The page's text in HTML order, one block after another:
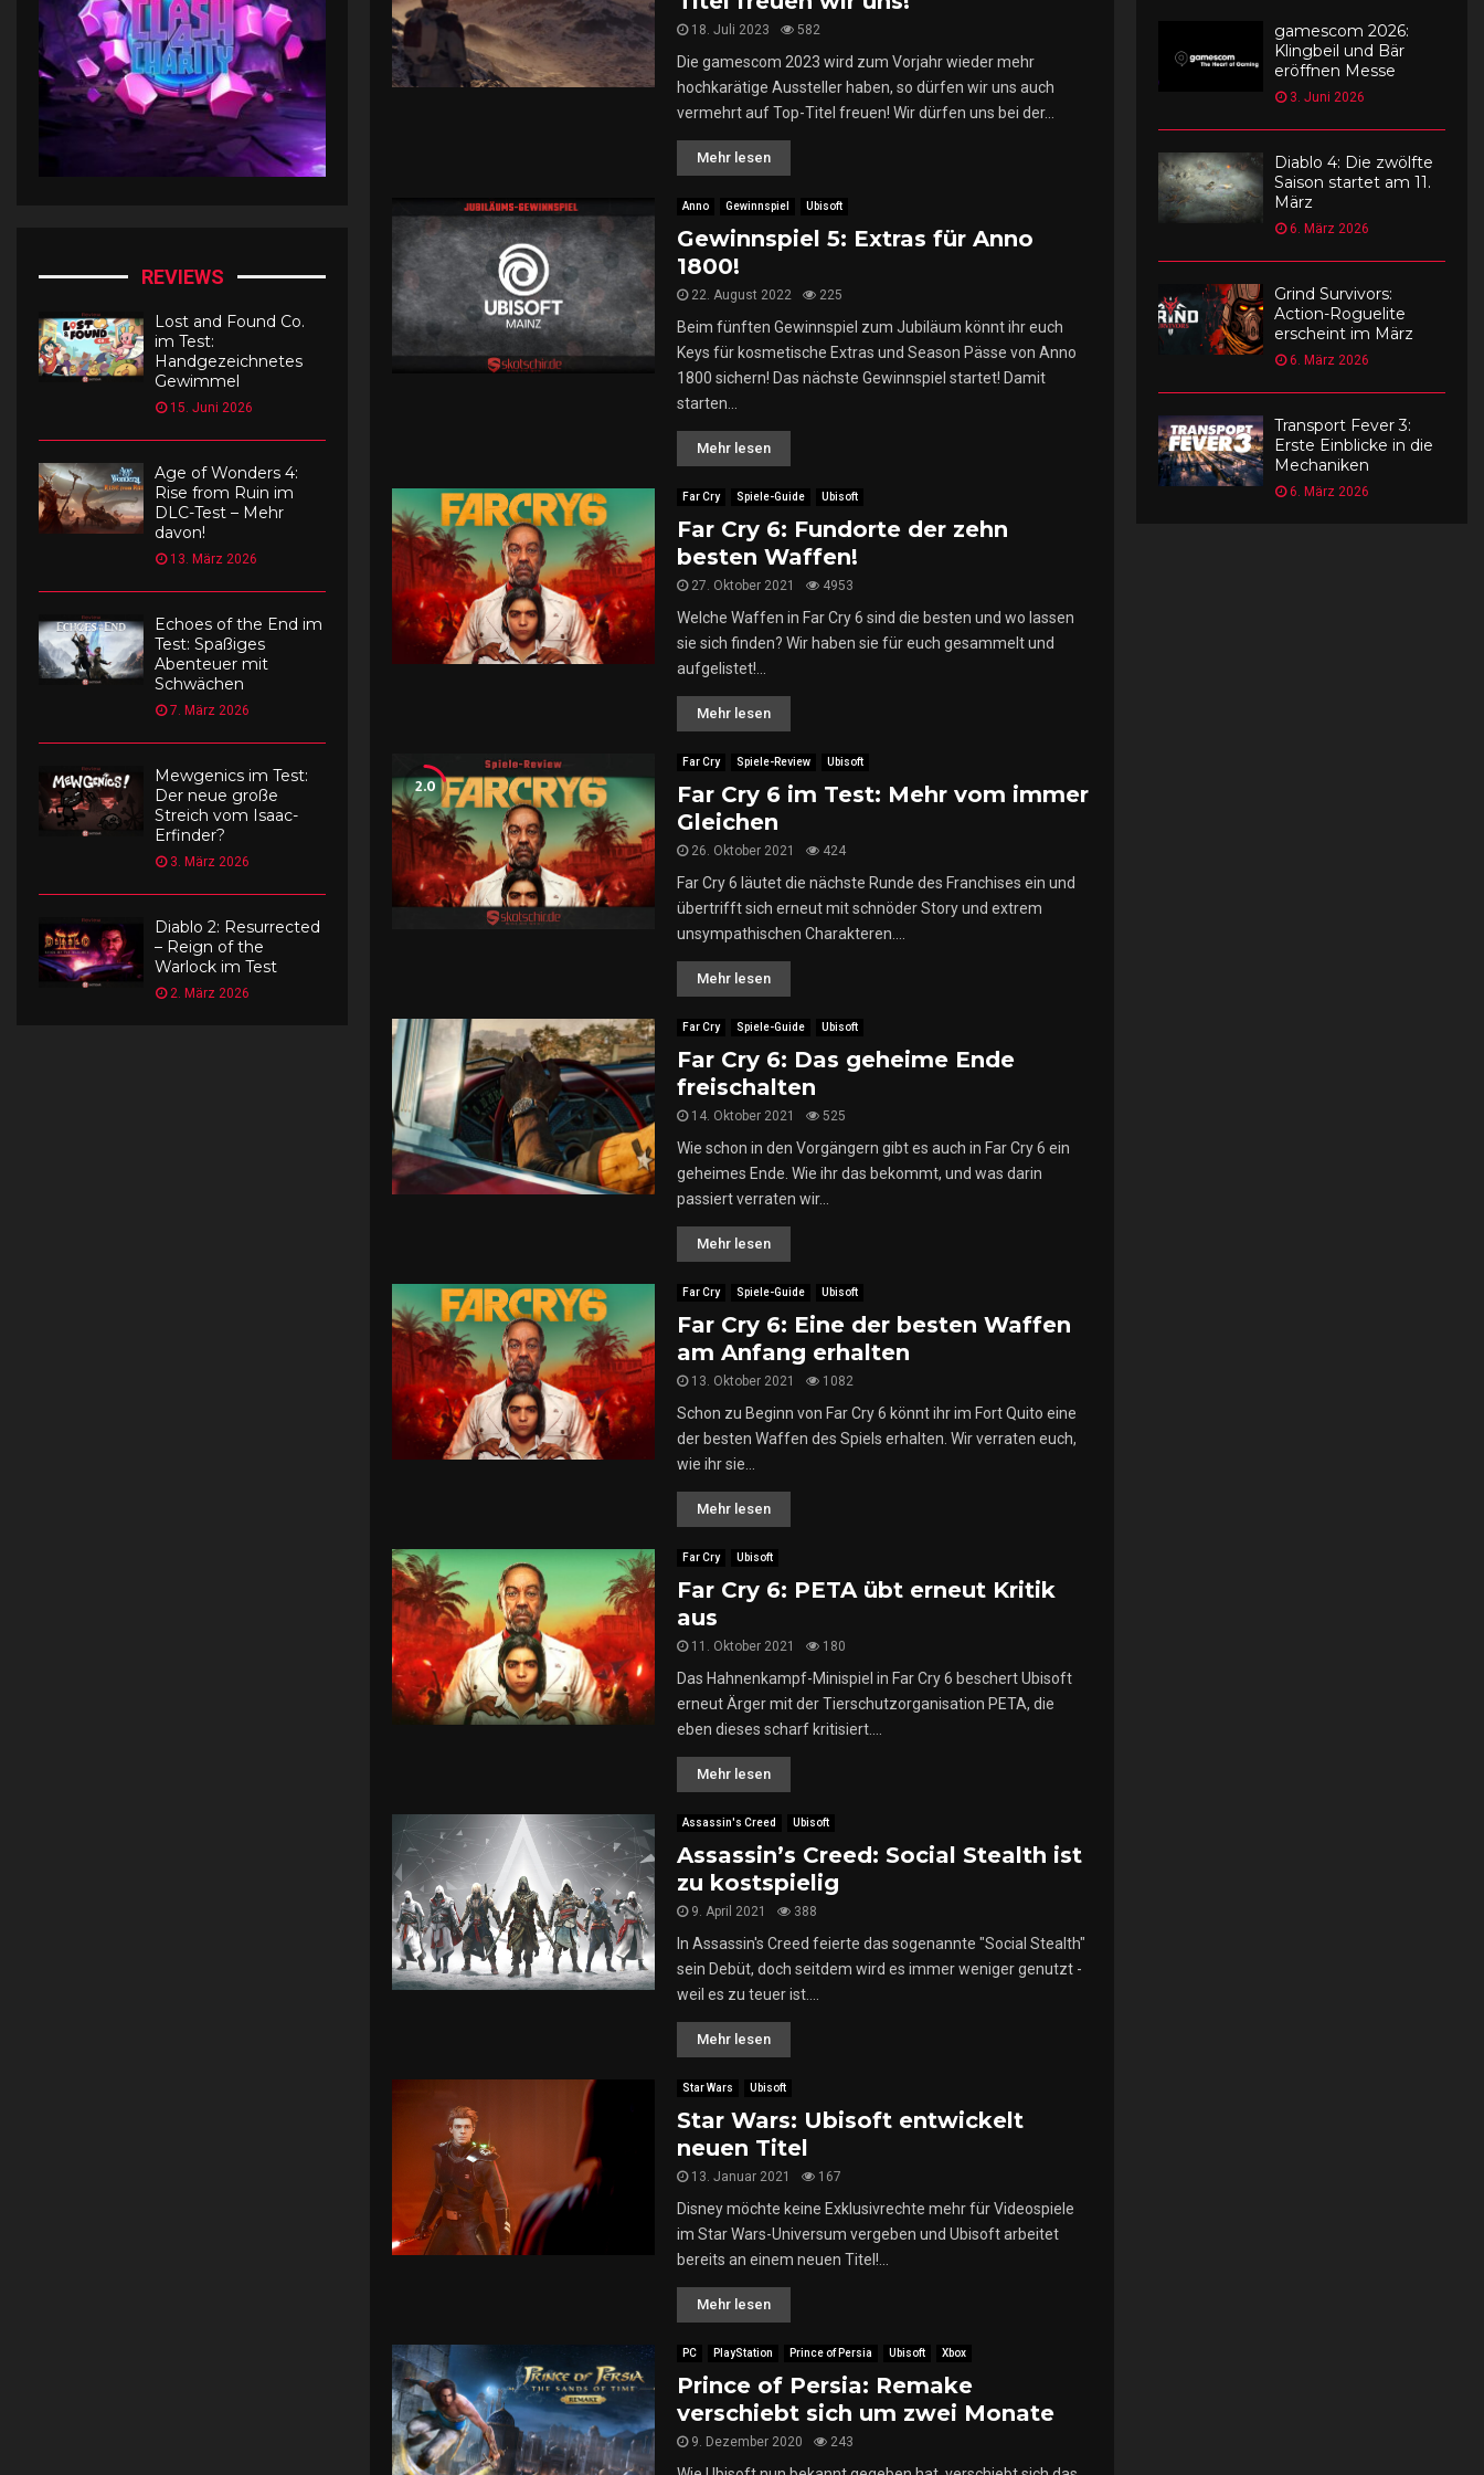
n
a
c
h
u
n
d
z
e
i
t
p
l
a
y
!
18. Juli 2023 582
Die gamescom 2023 wird zum Vorjahr wieder mehr
hochkarätige Aussteller haben, so dürfen wir uns auch
vermehrt auf Top-Titel freuen! Wir dürfen uns bei der...
Mehr lesen
Anno Gewinnspiel Ubisoft
Gewinnspiel 5: Extras für Anno
1800!
22. August 2022 225
Beim fünften Gewinnspiel zum Jubiläum könnt ihr euch
Keys für kosmetische Extras und Season Pässe von Anno
1800 sichern! Das nächste Gewinnspiel startet! Damit
starten...
Mehr lesen
Far Cry Spiele-Guide Ubisoft
Far Cry 6: Fundorte der zehn
besten Waffen!
27. Oktober 2021 4953
Welche Waffen in Far Cry 6 sind die besten und wo lassen
sie sich finden? Wir haben sie für euch gesammelt und
aufgelistet!...
Mehr lesen
2.0
Far Cry Spiele-Review Ubisoft
Far Cry 6 im Test: Mehr vom immer
Gleichen
26. Oktober 2021 424
Far Cry 6 läutet die nächste Runde des Franchises ein und
übertrifft sich erneut mit schnöder Story und extrem
unsympathischen Charakteren....
Mehr lesen
Far Cry Spiele-Guide Ubisoft
Far Cry 6: Das geheime Ende
freischalten
14. Oktober 2021 525
Wie schon in den Vorgängern gibt es auch in Far Cry 6 ein
geheimes Ende. Wie ihr das bekommt, und was darin
passiert verraten wir...
Mehr lesen
Far Cry Spiele-Guide Ubisoft
Far Cry 6: Eine der besten Waffen
am Anfang erhalten
13. Oktober 2021 1082
Schon zu Beginn von Far Cry 6 könnt ihr im Fort Quito eine
der besten Waffen des Spiels erhalten. Wir verraten euch,
wie ihr sie...
Mehr lesen
Far Cry Ubisoft
Far Cry 6: PETA übt erneut Kritik
aus
11. Oktober 2021 180
Das Hahnenkampf-Minispiel in Far Cry 6 beschert Ubisoft
erneut Ärger mit der Tierschutzorganisation PETA, die
eben dieses scharf kritisiert....
Mehr lesen
Assassin's Creed Ubisoft
Assassin’s Creed: Social Stealth ist
zu kostspielig
9. April 2021 388
In Assassin's Creed feierte das sogenannte "Social Stealth"
sein Debüt, doch seitdem wird es immer weniger genutzt -
weil es zu teuer ist....
Mehr lesen
Star Wars Ubisoft
Star Wars: Ubisoft entwickelt
neuen Titel
13. Januar 2021 167
Disney möchte keine Exklusivrechte mehr für Videospiele
im Star Wars-Universum vergeben und Ubisoft arbeitet
bereits an einem neuen Titel!...
Mehr lesen
PC PlayStation Prince of Persia Ubisoft Xbox
Prince of Persia: Remake
verschiebt sich um zwei Monate
9. Dezember 2020 243
REVIEWS
Lost and Found Co.
im Test:
Handgezeichnetes
Gewimmel
15. Juni 2026
Age of Wonders 4:
Rise from Ruin im
DLC-Test – Mehr
davon!
13. März 2026
Echoes of the End im
Test: Spaßiges
Abenteuer mit
Schwächen
7. März 2026
Mewgenics im Test:
Der neue große
Streich vom Isaac-
Erfinder?
3. März 2026
Diablo 2: Resurrected
– Reign of the
Warlock im Test
2. März 2026
gamescom 2026:
Klingbeil und Bär
eröffnen Messe
3. Juni 2026
Diablo 4: Die zwölfte
Saison startet am 11.
März
6. März 2026
Grind Survivors:
Action-Roguelite
erscheint im März
6. März 2026
Transport Fever 3:
Erste Einblicke in die
Mechaniken
6. März 2026